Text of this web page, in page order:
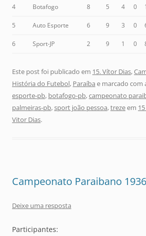
4 Botafogo 8 5 4 0
5 Auto Esporte 6 9 3 0
6 Sport-JP 2 9 1 0
Este post foi publicado em 15. Vítor Dias,
História do Futebol, Paraíba e marcado com
esporte-pb, botafogo-pb,campeonato
palmeiras-pb,sport joão pessoa,trezeem
Vitor Dias.
Campeonato Paraibano 1936
Deixe uma resposta
Participantes: